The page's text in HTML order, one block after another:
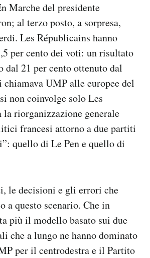
Marche del presidente
al terzo posto, a sorpresa,
Les Républicains hanno
per cento dei voti: un risultato
dal 21 per cento ottenuto dal
UMP alle europee del
non coinvolge solo Les
la riorganizzazione generale
francesi attorno a due partiti
quello di Le Pen e quello di
le decisioni e gli errori che
a questo scenario. Che in
più il modello basato sui due
che a lungo ne hanno dominato
per il centrodestra e il Partito